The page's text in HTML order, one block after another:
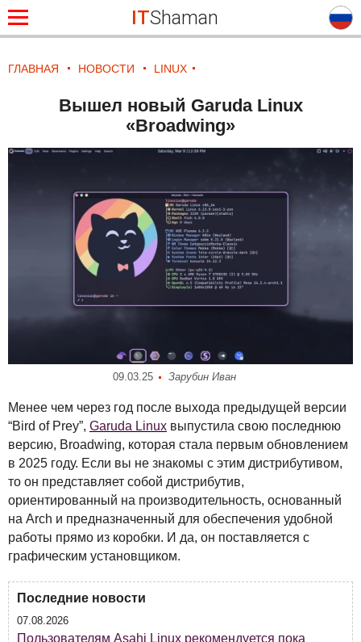
ITShaman
ГЛАВНАЯ НОВОСТИ LINUX
Вышел новый Garuda Linux
«Broadwing»
09.03.25 Зарубин Иван
Менее чем через год после выхода предыдущей версии
“Bird of Prey”, Garuda Linux выпустила свою последнюю
версию, Broadwing, которая стала первым обновлением
в 2025 году. Если вы не знакомы с этим дистрибутивом,
то он представляет собой дистрибутив,
ориентированный на производительность, основанный
на Arch и предназначенный для обеспечения удобной
работы прямо из коробки. И да, он поставляется с
графическим установщиком.
Последние новости
07.08.2026
Пользователям Asahi Linux рекомендуется пока